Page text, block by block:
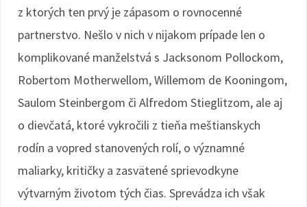
z ktorých ten prvý je zápasom o rovnocenné
partnerstvo. Nešlo v nich v nijakom prípade len o
komplikované manželstvá s Jacksonom Pollockom,
Robertom Motherwellom, Willemom de Kooningom,
Saulom Steinbergom či Alfredom Stieglitzom, ale aj
o dievčatá, ktoré vykročili z tieňa meštianskych
rodín a vopred stanovených rolí, o významné
maliarky, kritičky a zasvätené sprievodkyne
výtvarným životom tých čias. Sprevádza ich však